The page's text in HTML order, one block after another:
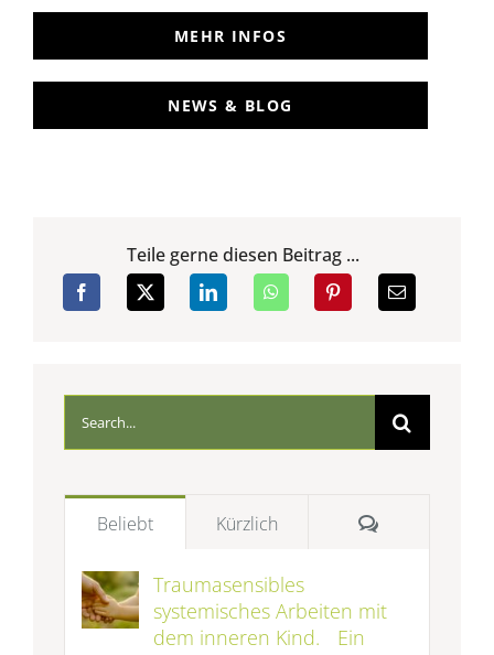
MEHR INFOS
NEWS & BLOG
Teile gerne diesen Beitrag ...
nach:
Beliebt Kürzlich Kommentare
Traumasensibles
systemisches Arbeiten mit
dem inneren Kind. Ein